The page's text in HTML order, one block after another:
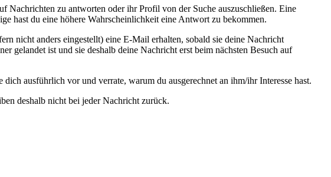
zu antworten oder ihr Profil von der Suche auszuschließen. Eine
hast du eine höhere Wahrscheinlichkeit eine Antwort zu bekommen.
nicht anders eingestellt) eine E-Mail erhalten, sobald sie deine Nachricht
gelandet ist und sie deshalb deine Nachricht erst beim nächsten Besuch auf
dich ausführlich vor und verrate, warum du ausgerechnet an ihm/ihr Interesse hast.
deshalb nicht bei jeder Nachricht zurück.